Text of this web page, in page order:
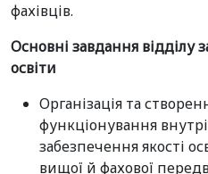
фахівців.
Основні завдання відділу
освіти
Організація та
функціонування
забезпечення якості
вищої й фахової